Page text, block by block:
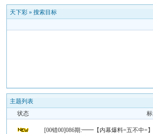
天下彩 »搜索目标
主题列表
状态
[00错00]086期:━━【内幕爆料=五不中=